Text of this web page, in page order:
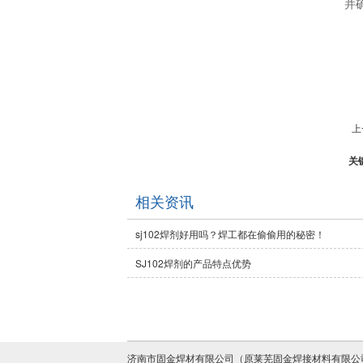
并
关
相关资讯
sj102焊剂好用吗？焊工都在偷偷用的秘密！
SJ102焊剂的产品特点优势
济南市固金焊材有限公司（原莱芜固金焊接材料有限